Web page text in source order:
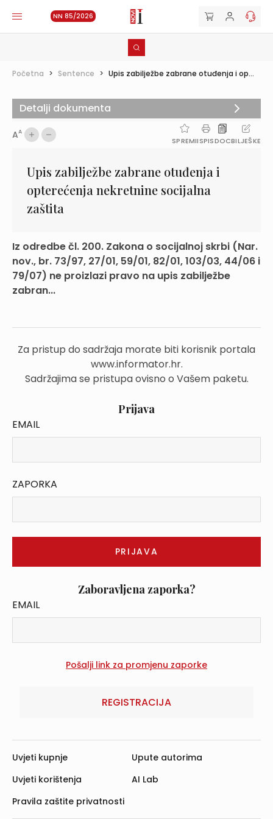
NN 85/2026
Početna > Sentence > Upis zabilježbe zabrane otuđenja i op...
AA
SPREMIISPISDOCBILJEŠKE
Upis zabilježbe zabrane otuđenja i
opterećenja nekretnine socijalna
zaštita
Iz odredbe čl. 200. Zakona o socijalnoj skrbi (Nar.
nov., br. 73/97, 27/01, 59/01, 82/01, 103/03, 44/06 i
79/07) ne proizlazi pravo na upis zabilježbe
zabran...
Za pristup do sadržaja morate biti korisnik portala
www.informator.hr.
Sadržajima se pristupa ovisno o Vašem paketu.
Prijava
EMAIL
ZAPORKA
Zaboravljena zaporka?
EMAIL
REGISTRACIJA
Detalji dokumenta
Uvjeti kupnje
Uvjeti korištenja
Pravila zaštite privatnosti
Upute autorima
AI Lab